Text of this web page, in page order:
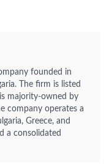
founded in
The firm is listed
majority-owned by
company operates a
Greece, and
a consolidated